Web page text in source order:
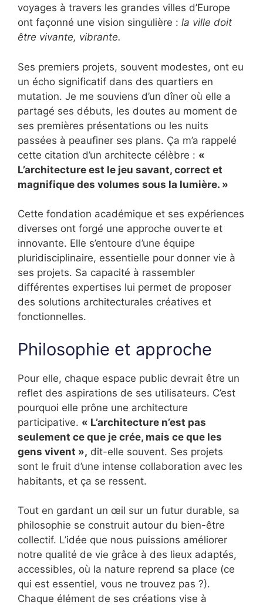
voyages à travers les grandes villes d’Europe
ont façonné une vision singulière : la ville doit
être vivante, vibrante.
Ses premiers projets, souvent modestes, ont eu
un écho significatif dans des quartiers en
mutation. Je me souviens d’un dîner où elle a
partagé ses débuts, les doutes au moment de
ses premières présentations ou les nuits
passées à peaufiner ses plans. Ça m’a rappelé
cette citation d’un architecte célèbre : «
L’architecture est le jeu savant, correct et
magnifique des volumes sous la lumière. »
Cette fondation académique et ses expériences
diverses ont forgé une approche ouverte et
innovante. Elle s’entoure d’une équipe
pluridisciplinaire, essentielle pour donner vie à
ses projets. Sa capacité à rassembler
différentes expertises lui permet de proposer
des solutions architecturales créatives et
fonctionnelles.
Philosophie et approche
Pour elle, chaque espace public devrait être un
reflet des aspirations de ses utilisateurs. C’est
pourquoi elle prône une architecture
participative. « L’architecture n’est pas
seulement ce que je crée, mais ce que les
gens vivent », dit-elle souvent. Ses projets
sont le fruit d’une intense collaboration avec les
habitants, et ça se ressent.
Tout en gardant un œil sur un futur durable, sa
philosophie se construit autour du bien-être
collectif. L’idée que nous puissions améliorer
notre qualité de vie grâce à des lieux adaptés,
accessibles, où la nature reprend sa place (ce
qui est essentiel, vous ne trouvez pas ?).
Chaque élément de ses créations vise à